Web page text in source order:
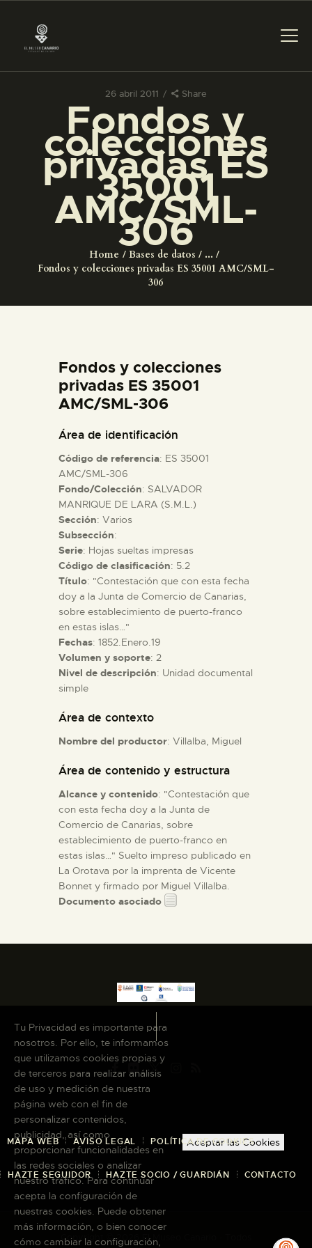
26 abril 2011 Share
Fondos y
colecciones
privadas ES
35001
AMC/SML-
306
Home Bases de datos
...
Fondos y colecciones privadas ES 35001 AMC/SML-
306
PREPARAR LA VISITA
ACTIVIDADES
█
EL MUSEO
COLECCIONES
ESPAÑOL
PREPARAR LA VISITA
█
EL MUSEO
COLECCIONES
DIDÁCTICA
ESPAÑOL
Fondos y colecciones
privadas ES 35001
AMC/SML-306
Área de identificación
Código de referencia: ES 35001
AMC/SML-306
Fondo/Colección: SALVADOR
MANRIQUE DE LARA (S.M.L.)
Sección: Varios
Subsección:
Serie: Hojas sueltas impresas
Código de clasificación: 5.2
Título: "Contestación que con esta fecha
doy a la Junta de Comercio de Canarias,
sobre establecimiento de puerto-franco
en estas islas…"
Fechas: 1852.Enero.19
Volumen y soporte: 2
Nivel de descripción: Unidad documental
simple
Área de contexto
Nombre del productor: Villalba, Miguel
Área de contenido y estructura
Alcance y contenido: "Contestación que
con esta fecha doy a la Junta de
Comercio de Canarias, sobre
establecimiento de puerto-franco en
estas islas…" Suelto impreso publicado en
La Orotava por la imprenta de Vicente
Bonnet y firmado por Miguel Villalba.
Documento asociado
MAPA WEB AVISO LEGAL POLÍTICA DE COOKIES
HAZTE SEGUIDOR HAZTE SOCIO / GUARDIÁN CONTACTO
Copyright © 2026 El Museo Canario · Todos
Tu Privacidad es importante para
nosotros. Por ello, te informamos
que utilizamos cookies propias y
de terceros para realizar análisis
de uso y medición de nuestra
página web con el fin de
personalizar contenidos,
publicidad, así como
proporcionar funcionalidades en
las redes sociales o analizar
nuestro tráfico. Para continuar
acepta la configuración de
nuestras cookies. Puede obtener
más información, o bien conocer
cómo cambiar la configuración,
Aceptar las Cookies